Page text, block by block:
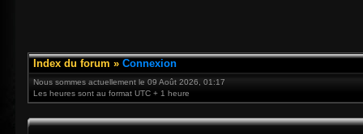
Index du forum » Connexion
Nous sommes actuellement le 09 Août 2026, 01:17
Les heures sont au format UTC + 1 heure